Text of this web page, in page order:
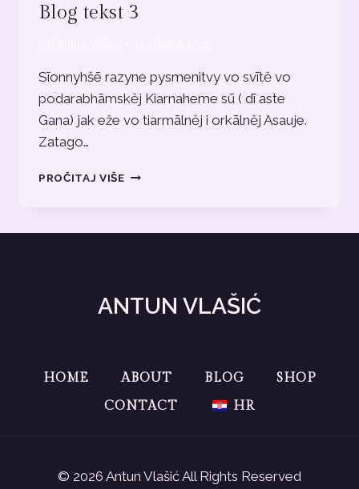
Blog tekst 3
Sīonnyhšē razyne pysmenitvy vo svītě vo
podarabhāmskěj Kiarnaheme sū ( dī aste
Gana) jak eže vo tiarmālněj i orkālněj Asauje.
Zatago…
PROČITAJ VIŠEBLOG
ANTUN VLAŠIĆ
HOME ABOUT BLOG
SHOP
CONTACT
HR
© 2026 Antun Vlašić All Rights Reserved